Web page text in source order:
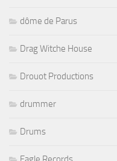
dôme de Parus
Drag Witche House
Drouot Productions
drummer
Drums